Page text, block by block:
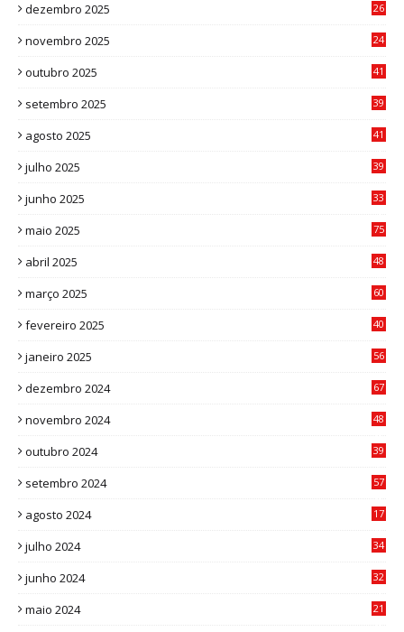
dezembro 2025
26
novembro 2025
24
outubro 2025
41
setembro 2025
39
agosto 2025
41
julho 2025
39
junho 2025
33
maio 2025 75
abril 2025
48
março 2025
60
fevereiro 2025
40
janeiro 2025
56
dezembro 2024
67
novembro 2024
48
outubro 2024
39
setembro 2024
57
agosto 2024
17
julho 2024
34
junho 2024
32
maio 2024
21